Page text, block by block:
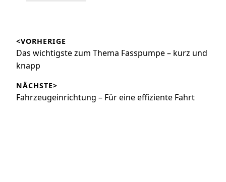
<VORHERIGE
Vorheriger
Beitrag:
Das wichtigste zum Thema Fasspumpe – kurz und
knapp
NÄCHSTE>
Nächster
Fahrzeugeinrichtung – Für eine effiziente Fahrt